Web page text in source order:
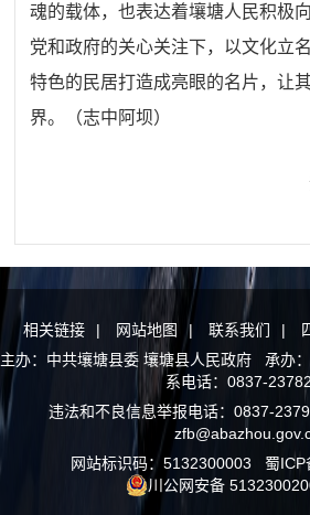
魂的载体，也表达着壤塘人民积极
党和政府的关心关注下，以文化立
特色的民居打造成亮眼的名片，让
界。
（志中阿坝）
相关链接 | 网站地图 | 联系我们 |
主办：中共壤塘县委 壤塘县人民政府 承办
系电话：0837-
违法和不良信息举报电话：0837-
网站标识码：5132300003 蜀
川公网安备